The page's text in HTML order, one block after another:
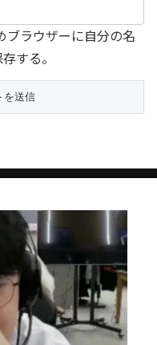
ブラウザーに自分の名
する。